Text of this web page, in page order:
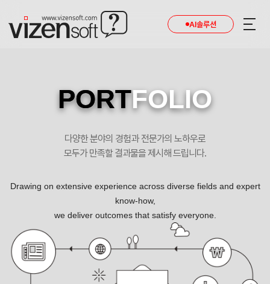
AI솔루션
비티에스 반응형 기업 홈페이지제작 포트폴리오
PORTFOLIO
다양한 분야의 경험과 전문가의 노하우로
모두가 만족할 결과물을 제시해 드립니다.
Drawing on extensive experience across diverse fields and expert
know-how,
we deliver outcomes that satisfy everyone.